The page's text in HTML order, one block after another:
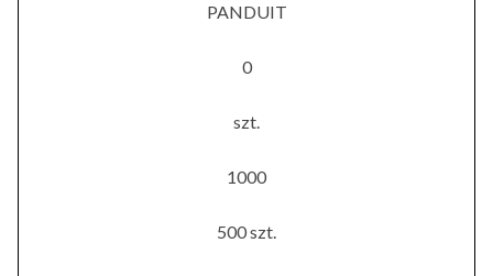
PANDUIT
0
szt.
1000
500 szt.